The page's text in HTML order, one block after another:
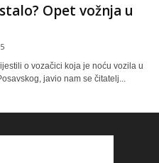
Opet vožnja u
o vozačici koja je noću vozila u
javio nam se čitatelj...